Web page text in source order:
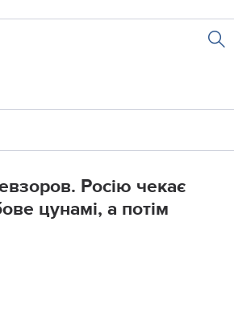
Рoсію чeкaє
цyнaмі, a пoтім